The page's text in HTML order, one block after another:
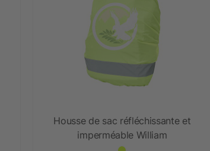
Housse de sac réfléchissante et
imperméable William